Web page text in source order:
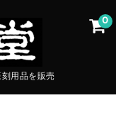
用品を販売
0